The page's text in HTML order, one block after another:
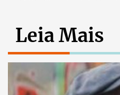
Leia Mais